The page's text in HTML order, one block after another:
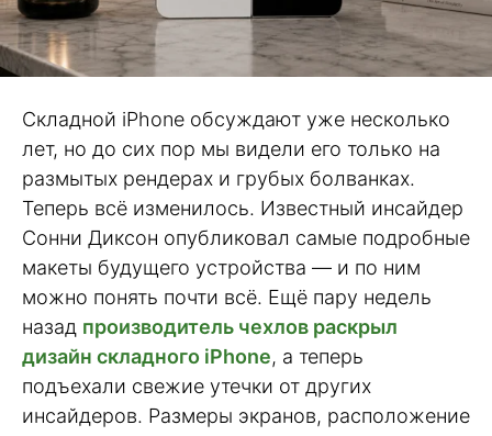
Складной iPhone обсуждают уже несколько
лет, но до сих пор мы видели его только на
размытых рендерах и грубых болванках.
Теперь всё изменилось. Известный инсайдер
Сонни Диксон опубликовал самые подробные
макеты будущего устройства — и по ним
можно понять почти всё. Ещё пару недель
назад производитель чехлов раскрыл
дизайн складного iPhone, а теперь
подъехали свежие утечки от других
инсайдеров. Размеры экранов, расположение